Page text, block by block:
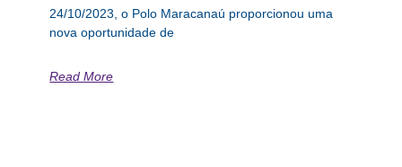
24/10/2023, o Polo Maracanaú proporcionou uma
nova oportunidade de
Read More